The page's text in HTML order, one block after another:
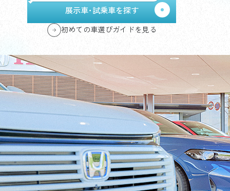
展示車･試乗車を探す
初めての車選びガイドを見る